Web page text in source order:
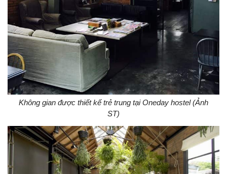
Không gian được thiết kế trẻ trung tại Oneday hostel (Ảnh
ST)